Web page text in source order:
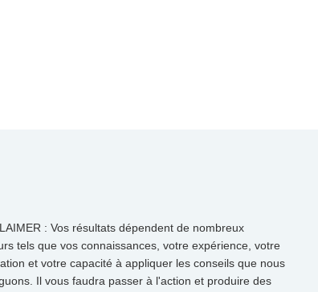
: Vos résultats dépendent de nombreux
tels que vos connaissances, votre expérience, votre
et votre capacité à appliquer les conseils que nous
Il vous faudra passer à l'action et produire des